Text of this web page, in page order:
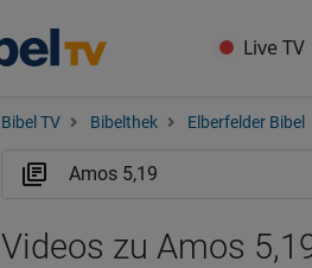
Live TV
Bibel TV Bibelthek Elberfelder Bibel
Videos zu Amos